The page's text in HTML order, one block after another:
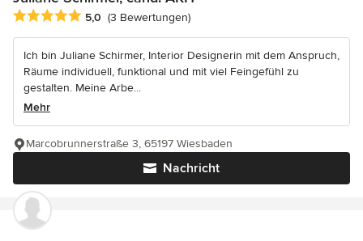
Durchschnittliche Bewertung: 5 von 5 Sternen
5,0 (3 Bewertungen)
Ich bin Juliane Schirmer, Interior Designerin mit dem Anspruch,
Räume individuell, funktional und mit viel Feingefühl zu
gestalten. Meine Arbe...
Mehr
Nachricht
Marcobrunnerstraße 3, 65197 Wiesbaden